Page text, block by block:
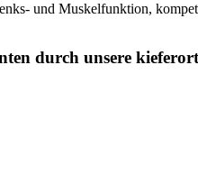
und Muskelfunktion,
durch unsere